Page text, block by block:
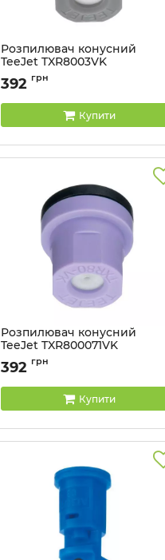
Розпилювач конусний
TeeJet TXR8003VK
Артикул: TXR8003VK
392 грн
Купити
Розпилювач конусний
TeeJet TXR800071VK
Артикул: TXR800071VK
392 грн
Купити